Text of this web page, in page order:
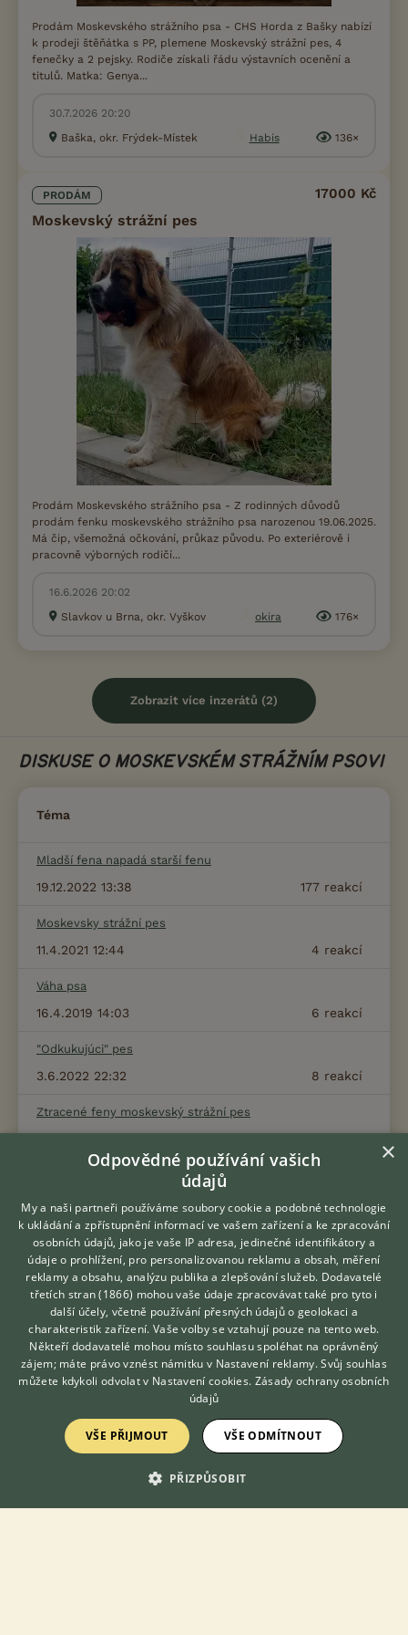
Prodám Moskevského strážního psa - CHS Horda z Bašky nabízí
k prodeji štěňátka s PP, plemene Moskevský strážní pes, 4
fenečky a 2 pejsky. Rodiče získali řádu výstavních ocenění a
titulů. Matka: Genya...
30.7.2026 20:20
Baška, okr. Frýdek-Místek
Habis 136×
PRODÁM
Moskevský strážní pes
17000 Kč
Prodám Moskevského strážního psa - Z rodinných důvodů
prodám fenku moskevského strážního psa narozenou 19.06.2025.
Má čip, všemožná očkování, průkaz původu. Po exteriérově i
pracovně výborných rodičí...
16.6.2026 20:02
Slavkov u Brna, okr. Vyškov
okira 176×
Zobrazit více inzerátů (2)
DISKUSE O MOSKEVSKÉM STRÁŽNÍM PSOVI
Téma
Mladší fena napadá starší fenu
177 reakcí
19.12.2022 13:38
Moskevsky strážní pes
4 reakcí
11.4.2021 12:44
Váha psa
6 reakcí
16.4.2019 14:03
"Odkukujúci" pes
8 reakcí
3.6.2022 22:32
Ztracené feny moskevský strážní pes
Fena občas zavrčí na své štěně
1 reakcí
6.11.2022 08:34
Zobrazit více diskusí
KONTAKT DO REDAKCE WEBU
redakce@ifauna.cz
nonstop
Hledáte zvířecího kamaráda?
Zdarma vám poradí
VETERINÁŘ ONLINE
KONZULTOVAT S
VETERINÁŘEM
×
Odpovědné používání vašich
údajů
My a naši partneři používáme soubory cookie a podobné technologie
k ukládání a zpřístupnění informací ve vašem zařízení a ke zpracování
osobních údajů, jako je vaše IP adresa, jedinečné identifikátory a
údaje o prohlížení, pro personalizovanou reklamu a obsah, měření
reklamy a obsahu, analýzu publika a zlepšování služeb. Dodavatelé
třetích stran (1866) mohou vaše údaje zpracovávat také pro tyto i
další účely, včetně používání přesných údajů o geolokaci a
charakteristik zařízení. Vaše volby se vztahují pouze na tento web.
Někteří dodavatelé mohou místo souhlasu spoléhat na oprávněný
zájem; máte právo vznést námitku v Nastavení reklamy. Svůj souhlas
můžete kdykoli odvolat v Nastavení cookies. Zásady ochrany osobních
údajů
VŠE PŘIJMOUT VŠE ODMÍTNOUT
PŘIZPŮSOBIT